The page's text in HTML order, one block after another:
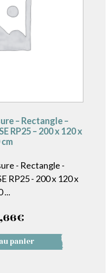
– Rectangle –
RP25 – 200 x 120 x
cm
- Rectangle -
RP25 - 200 x 120 x
...
€
panier